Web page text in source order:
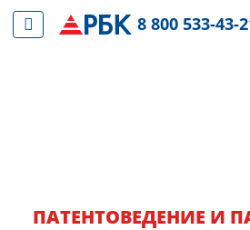
ПАТЕНТОВЕДЕНИЕ И
8 800 533-43-